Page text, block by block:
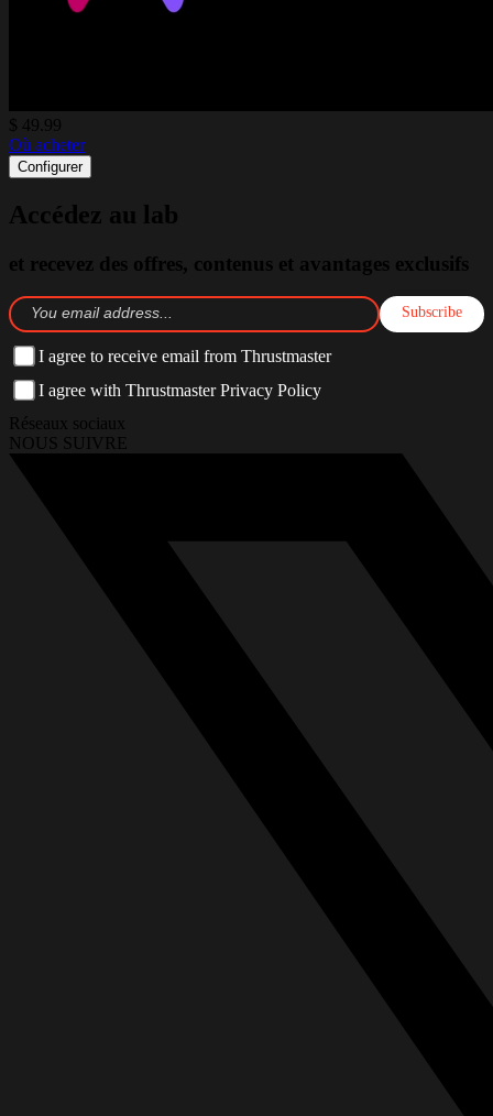
$ 49.99
Où acheter
Configurer
Accédez au lab
et recevez des offres, contenus et avantages exclusifs
Subscribe
I agree to receive email from Thrustmaster
I agree with Thrustmaster Privacy Policy
Réseaux sociaux
NOUS SUIVRE